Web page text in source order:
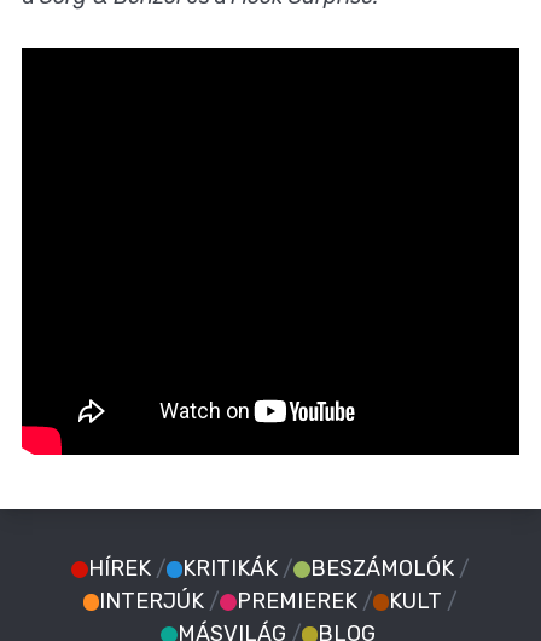
HÍREK / KRITIKÁK / BESZÁMOLÓK /
INTERJÚK / PREMIEREK / KULT /
MÁSVILÁG / BLOG